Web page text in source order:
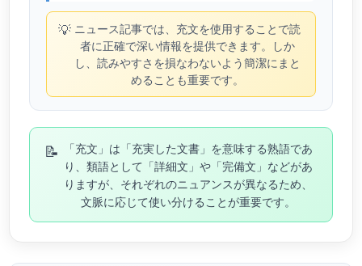
💡 ニュース記事では、充文を使用することで読
者に正確で深い情報を提供できます。しか
し、読みやすさを損なわないよう簡潔にまと
めることも重要です。
📝
「充文」は「充実した文書」を意味する熟語であ
り、類語として「詳細文」や「完備文」などがあ
りますが、それぞれのニュアンスが異なるため、
文脈に応じて使い分けることが重要です。